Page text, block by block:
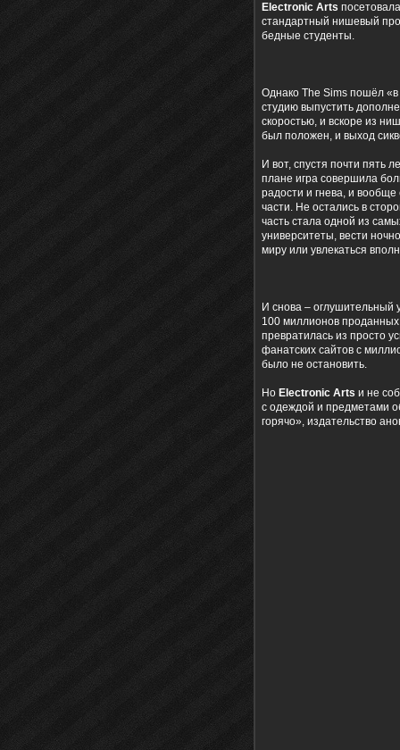
Electronic Arts
стандартный нишевый
бедные студенты.
Однако The Sims пошёл
студию выпустить
скоростью, и вскоре из
был положен, и выход
И вот, спустя почти пять
плане игра совершила
радости и гнева, и
части. Не остались в
часть стала одной из
университеты, вести
миру или увлекаться
И снова – оглушительный
100 миллионов
превратилась из просто
фанатских сайтов с
было не остановить.
Но Electronic Arts и не
с одеждой и предметами
горячо», издательство